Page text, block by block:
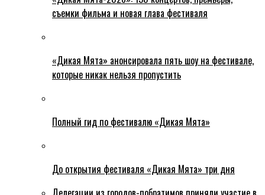
съемки фильма и новая глава фестиваля
«Дикая Мята» анонсировала пять шоу на фестивале,
которые никак нельзя пропустить
Полный гид по фестивалю «Дикая Мята»
До открытия фестиваля «Дикая Мята» три дня